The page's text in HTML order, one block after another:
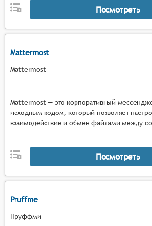
Посмотреть
Mattermost
Mattermost
Mattermost — это корпоративный
исходным кодом, который позволяет
взаимодействие и обмен файлами между
Посмотреть
Pruffme
Пруффми